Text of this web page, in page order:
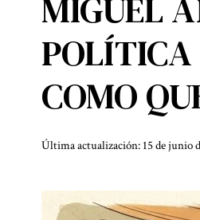
POLÍTICA
COMO
Última actualización: 15 de junio